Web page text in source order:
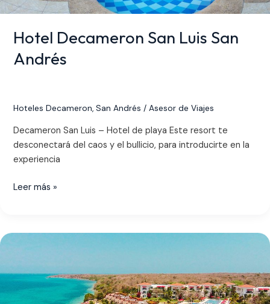
Hotel Decameron San Luis San
Andrés
Hoteles Decameron San Andrés / Asesor de Viajes
Decameron San Luis – Hotel de playa Este resort te
desconectará del caos y el bullicio, para introducirte en la
experiencia
Leer más »
Decameron
Barú